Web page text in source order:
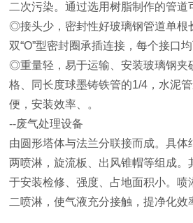
二次污染。通过选用树脂制作的管道
◎接头少，密封性好玻璃钢管道单根
双“O”型密封圈承插连接，每个接口
◎重量轻，易于运输、安装玻璃钢夹
格、同长度球墨铸铁管的1/4，水泥
便，安装效率、。
--废气处理设备
由圆形塔体与法兰分联接而成。具体
两喷淋，旋流板、出风锥帽等组成。
于安装检修、强度、占地面积小。喷
二喷淋，使气液充分接触，提净化效